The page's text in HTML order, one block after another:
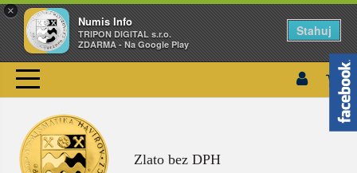
×
Numis Info
TRIPON DIGITAL s.r.o.
ZDARMA - Na Google Play
Stahuj
Zlato bez DPH